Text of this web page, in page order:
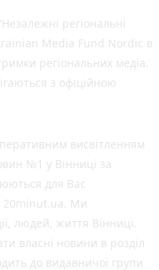
регіональні
Media Fund Nordic в
регіональних медіа.
з офіційною
висвітленням
№1 у Вінниці за
для Вас
20minut.ua. Ми
людей, життя Вінниці.
власні новини в розділ
до видавничої групи